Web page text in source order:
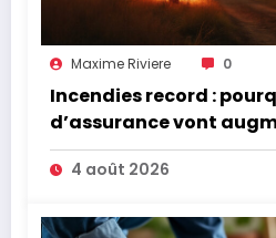
Maxime Riviere 0
Incendies record :
d’assurance vont
4 août 2026